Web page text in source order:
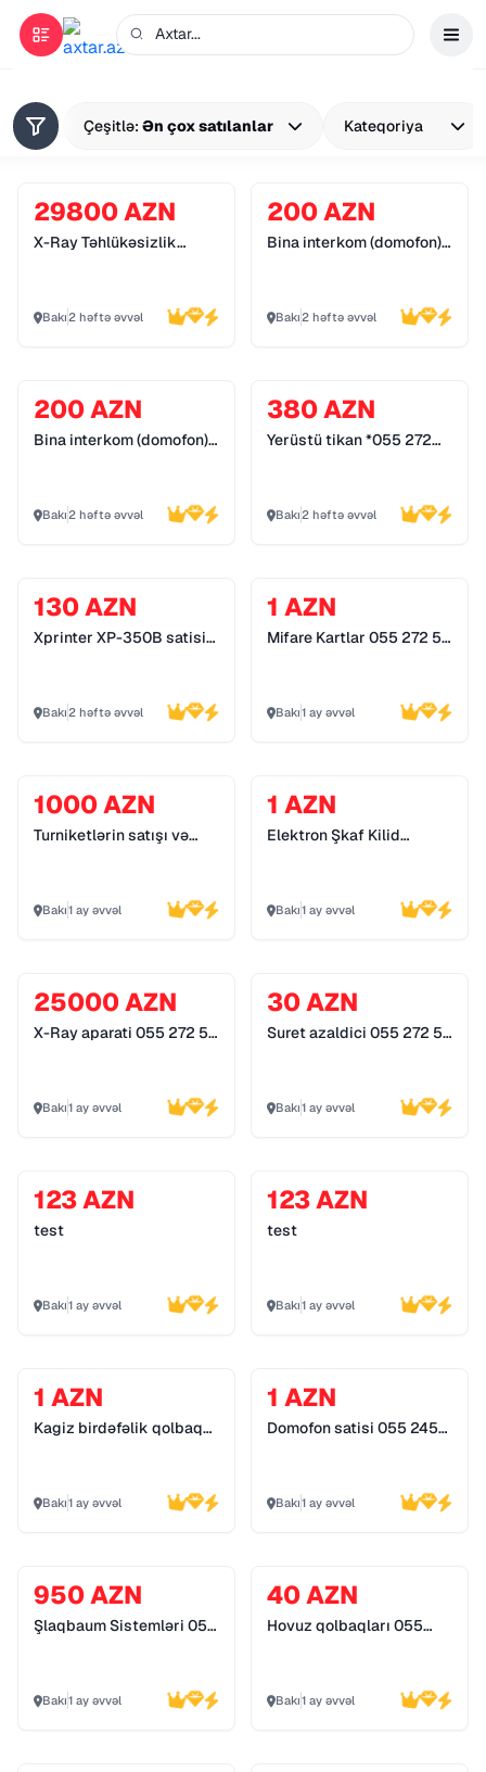
Çeşitlə: Ən çox satılanlar Kateqoriya
29800 AZN
X-Ray Təhlükəsizlik
Bakı2 həftə əvvəl
200 AZN
Bina interkom (domofon)
Bakı2 həftə əvvəl
200 AZN
Bina interkom (domofon)
Bakı2 həftə əvvəl
380 AZN
Yerüstü tikan *055 272
Bakı2 həftə əvvəl
130 AZN
Xprinter XP-350B satisi
Bakı2 həftə əvvəl
1 AZN
Mifare Kartlar 055 272 55
Bakı1 ay əvvəl
1000 AZN
Turniketlərin satışı və
Bakı1 ay əvvəl
1 AZN
Elektron Şkaf Kilid
Bakı1 ay əvvəl
25000 AZN
X-Ray aparati 055 272 55
Bakı1 ay əvvəl
30 AZN
Suret azaldici 055 272 55
Bakı1 ay əvvəl
123 AZN
test
Bakı1 ay əvvəl
123 AZN
test
Bakı1 ay əvvəl
1 AZN
Kagiz birdəfəlik qolbaq
Bakı1 ay əvvəl
1 AZN
Domofon satisi 055 245
Bakı1 ay əvvəl
950 AZN
Şlaqbaum Sistemləri 055
Bakı1 ay əvvəl
40 AZN
Hovuz qolbaqları 055
Bakı1 ay əvvəl